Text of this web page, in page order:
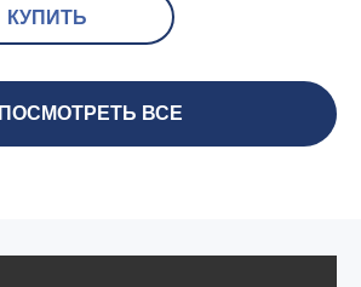
КУПИТЬ
ПОСМОТРЕТЬ ВСЕ